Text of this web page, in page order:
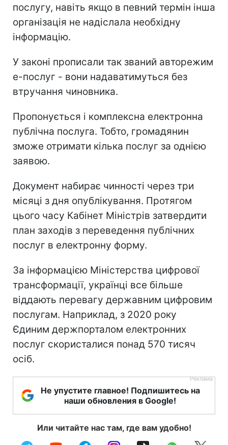
послугу, навіть якщо в певний термін інша
організація не надіслала необхідну
інформацію.
У законі прописали так званий авторежим
е-послуг - вони надаватимуться без
втручання чиновника.
Пропонується і комплексна електронна
публічна послуга. Тобто, громадянин
зможе отримати кілька послуг за однією
заявою.
Документ набирає чинності через три
місяці з дня опублікування. Протягом
цього часу Кабінет Міністрів затвердити
план заходів з переведення публічних
послуг в електронну форму.
За інформацією Міністерства цифрової
трансформації, українці все більше
віддають перевагу державним цифровим
послугам. Наприклад, з 2020 року
Єдиним держпорталом електронних
послуг скористалися понад 570 тисяч
осіб.
Не упустите главное! Подпишитесь на
наши обновления в Google!
Или читайте нас там, где вам удобно!